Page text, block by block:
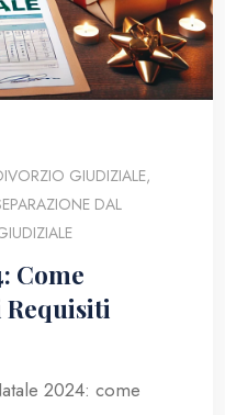
GIUDIZIALE,
DAL
Come
Requisiti
2024: come